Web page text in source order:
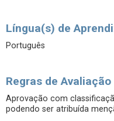
Língua(s) de
Português
Regras de Avaliação
Aprovação com
podendo ser atribuída